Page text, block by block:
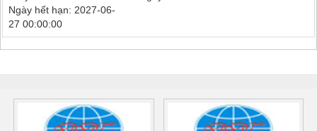
Ngày hết hạn: 2027-06-
27 00:00:00